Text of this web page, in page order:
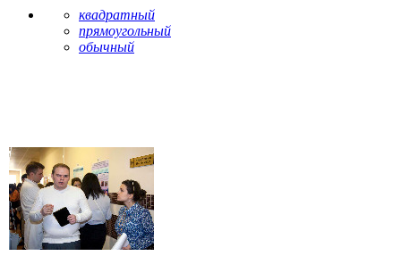
квадратный
прямоугольный
обычный